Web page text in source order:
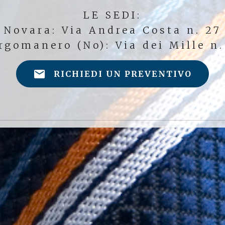
LE SEDI:
Novara: Via Andrea Costa n. 27
(No): Via dei Mille n.
RICHIEDI UN PREVENTIVO